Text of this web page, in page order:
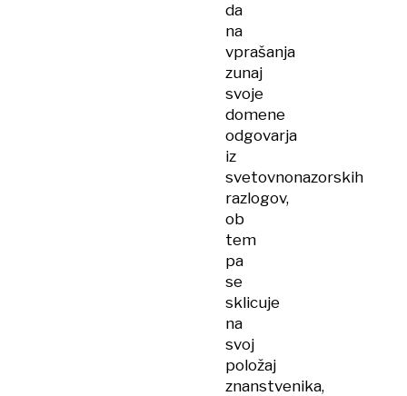
da
na
vprašanja
zunaj
svoje
domene
odgovarja
iz
svetovnonazorskih
razlogov,
ob
tem
pa
se
sklicuje
na
svoj
položaj
znanstvenika,